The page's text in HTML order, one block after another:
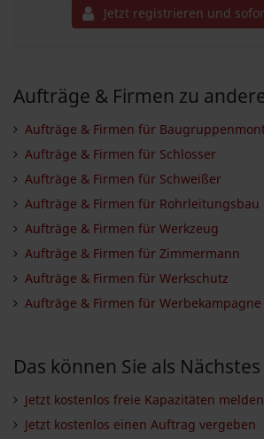
Jetzt registrieren und
Aufträge & Firmen zu
Aufträge & Firmen für
Aufträge & Firmen für Schlosser
Aufträge & Firmen für Schweißer
Aufträge & Firmen für Rohrleitungsbau
Aufträge & Firmen für Werkzeug
Aufträge & Firmen für Zimmermann
Aufträge & Firmen für Werkschutz
Aufträge & Firmen für Werbekampagne
Das können Sie als
Jetzt kostenlos freie Kapazitäten melden
Jetzt kostenlos einen Auftrag vergeben